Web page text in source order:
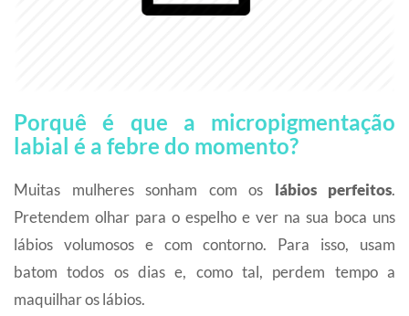
Porquê é que a micropigmentação
labial é a febre do momento?
Muitas mulheres sonham com os lábios perfeitos.
Pretendem olhar para o espelho e ver na sua boca uns
lábios volumosos e com contorno. Para isso, usam
batom todos os dias e, como tal, perdem tempo a
maquilhar os lábios.